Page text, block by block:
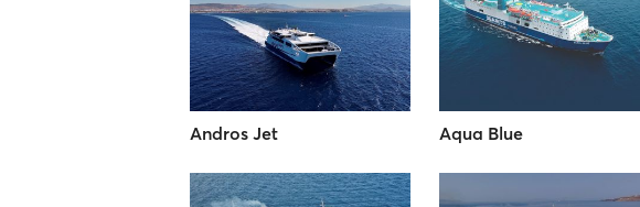
Andros Jet Aqua Blue